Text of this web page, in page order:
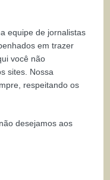
equipe de jornalistas
em trazer
você não
sites. Nossa
respeitando os
desejamos aos